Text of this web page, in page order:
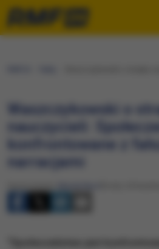
Waszczykowski o
nauczycieli:
konfrontowane z
narracjami